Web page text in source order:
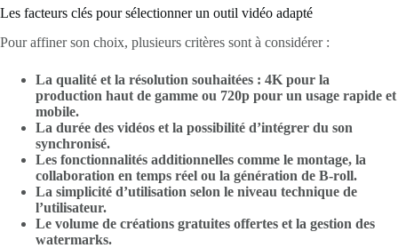
Les facteurs clés pour sélectionner un outil vidéo adapté
Pour affiner son choix, plusieurs critères sont à considérer :
La qualité et la résolution souhaitées : 4K pour la
production haut de gamme ou 720p pour un usage rapide et
mobile.
La durée des vidéos et la possibilité d’intégrer du son
synchronisé.
Les fonctionnalités additionnelles comme le montage, la
collaboration en temps réel ou la génération de B-roll.
La simplicité d’utilisation selon le niveau technique de
l’utilisateur.
Le volume de créations gratuites offertes et la gestion des
watermarks.